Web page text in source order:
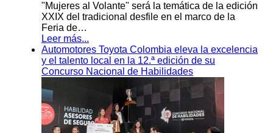
"Mujeres al Volante" será la temática de la edición
XXIX del tradicional desfile en el marco de la
Feria de…
Leer más...
Automotores Toyota Colombia eleva la excelencia
y el talento local en la 12.ª edición de su
Concurso Nacional de Habilidades